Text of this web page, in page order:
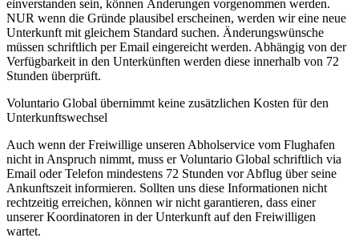
einverstanden sein, können Änderungen vorgenommen werden.
NUR wenn die Gründe plausibel erscheinen, werden wir eine neue
Unterkunft mit gleichem Standard suchen. Änderungswünsche
müssen schriftlich per Email eingereicht werden. Abhängig von der
Verfügbarkeit in den Unterkünften werden diese innerhalb von 72
Stunden überprüft.
Voluntario Global übernimmt keine zusätzlichen Kosten für den
Unterkunftswechsel
Auch wenn der Freiwillige unseren Abholservice vom Flughafen
nicht in Anspruch nimmt, muss er Voluntario Global schriftlich via
Email oder Telefon mindestens 72 Stunden vor Abflug über seine
Ankunftszeit informieren. Sollten uns diese Informationen nicht
rechtzeitig erreichen, können wir nicht garantieren, dass einer
unserer Koordinatoren in der Unterkunft auf den Freiwilligen
wartet.